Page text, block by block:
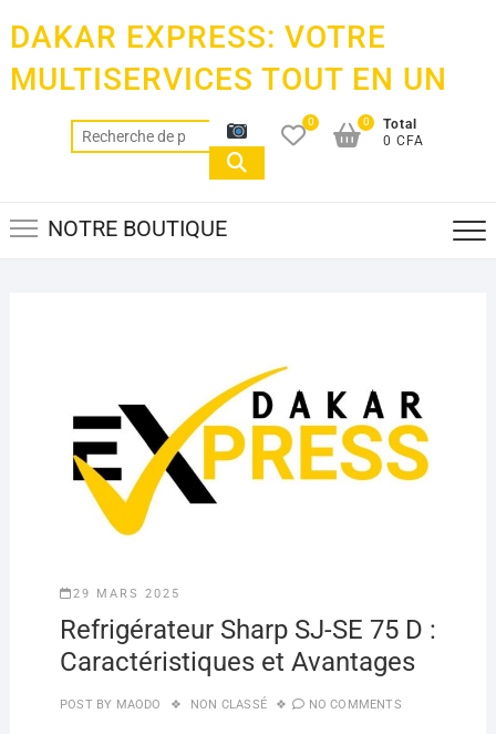
content
DAKAR EXPRESS: VOTRE
MULTISERVICES TOUT EN UN
Recherche
pour :
0
Total
0 CFA
0
NOTRE BOUTIQUE
29 MARS 2025
Refrigérateur Sharp SJ-SE 75 D :
Caractéristiques et Avantages
POST BY MAODO NON CLASSÉ NO COMMENTS